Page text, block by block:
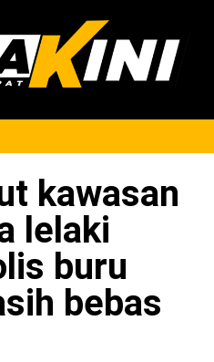
kawasan
lelaki
buru
bebas